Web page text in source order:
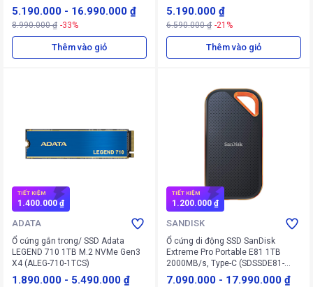
1T00-G25) (Đen)
5.190.000 - 16.990.000 ₫
8.990.000 ₫ -33%
Thêm vào giỏ
5.190.000 ₫
6.590.000 ₫ -21%
Thêm vào giỏ
TIẾT KIỆM
1.400.000 ₫
ADATA
Ổ cứng gắn trong/ SSD Adata
LEGEND 710 1TB M.2 NVMe Gen3
X4 (ALEG-710-1TCS)
1.890.000 - 5.490.000 ₫
TIẾT KIỆM
1.200.000 ₫
SANDISK
Ổ cứng di động SSD SanDisk
Extreme Pro Portable E81 1TB
2000MB/s, Type-C (SDSSDE81-
1T00-G25) (Đen Cam)
7.090.000 - 17.990.000 ₫